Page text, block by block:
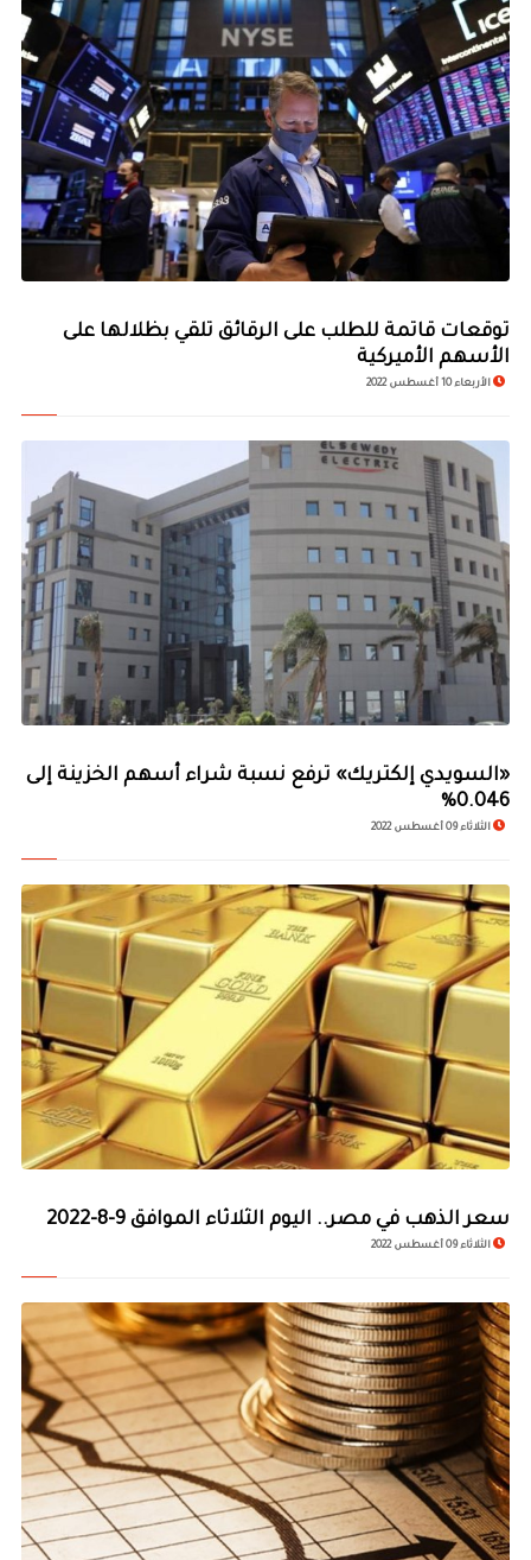
توقعات قاتمة للطلب على الرقائق تلقي بظلالها على
الأسهم الأميركية
الأربعاء 10 أغسطس 2022
«السويدي إلكتريك» ترفع نسبة شراء أسهم الخزينة إلى
0.046%
الثلاثاء 09 أغسطس 2022
سعر الذهب في مصر.. اليوم الثلاثاء الموافق 9-8-2022
الثلاثاء 09 أغسطس 2022